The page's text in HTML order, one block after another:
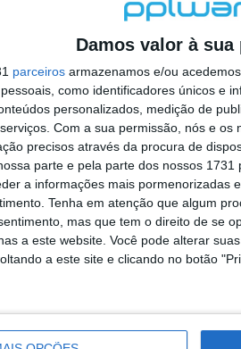
Damos valor à sua
parceiros armazenamos e/ou
como identificadores únicos e
personalizados, medição de
Com a sua permissão, nós e os
precisos através da procura de
parte e pela parte dos nossos
a informações mais pormenorizadas
Tenha em atenção que algum
mas que tem o direito de se
a este website. Você pode alterar
a este site e clicando no botão
para pagar uma conta?
analise cuidadosamente o
oficial. Se verificar que se